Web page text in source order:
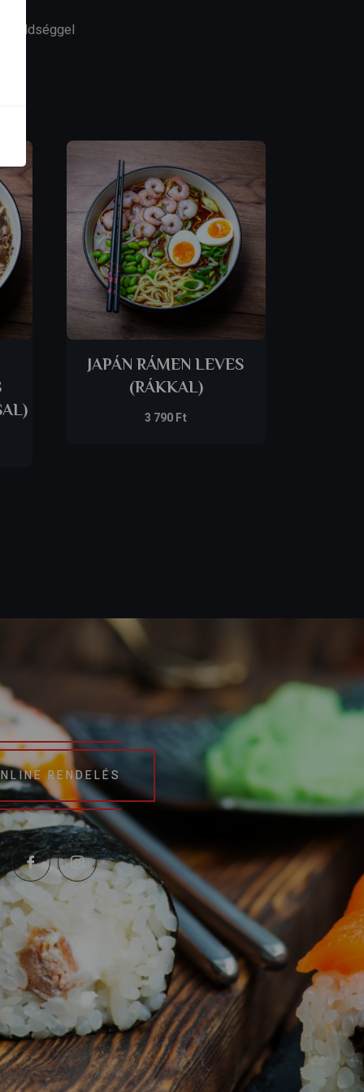
zöldséggel
JAPÁN RÁMEN LEVES
(RÁKKAL)
3 790Ft
RENDELÉS